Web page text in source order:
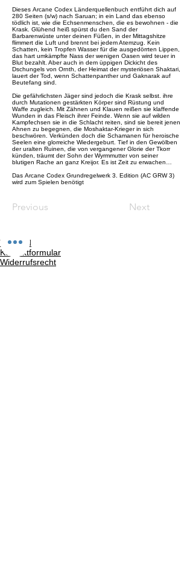
Dieses Arcane Codex Länderquellenbuch entführt dich auf
280 Seiten (s/w) nach Saruan; in ein Land das ebenso
tödlich ist, wie die Echsenmenschen, die es bewohnen - die
Krask. Glühend heiß spürst du den Sand der
Barbarenwüste unter deinen Füßen, in der Mittagshitze
flimmert die Luft und brennt bei jedem Atemzug. Kein
Schatten, kein Tropfen Wasser für die ausgedörrten Lippen,
das hart umkämpfte Nass der wenigen Oasen wird teuer in
Blut bezahlt. Aber auch in dem üppigen Dickicht des
Dschungels von Ornth, der Heimat der mysteriösen Shaktari,
lauert der Tod, wenn Schattenpanther und Gaknarak auf
Beutefang sind.
Die gefährlichsten Jäger sind jedoch die Krask selbst. ihre
durch Mutationen gestärkten Körper sind Rüstung und
Waffe zugleich. Mit Zähnen und Klauen reißen sie klaffende
Wunden in das Fleisch ihrer Feinde. Wenn sie auf wilden
Kampfechsen sie in die Schlacht reiten, sind sie bereit jenen
Ahnen zu begegnen, die Moshaktar-Krieger in sich
beschwören. Verkünden doch die Schamanen für heroische
Seelen eine glorreiche Wiedergeburt. Tief in den Gewölben
der uralten Ruinen, die von vergangener Glorie der Tkorr
künden, träumt der Sohn der Wyrmmutter von seiner
blutigen Rache an ganz Kreijor. Es ist Zeit zu erwachen…
Das Arcane Codex Grundregelwerk 3. Edition (AC GRW 3)
wird zum Spielen benötigt
Previous Next
Versand
Kontaktformular
Widerrufsrecht